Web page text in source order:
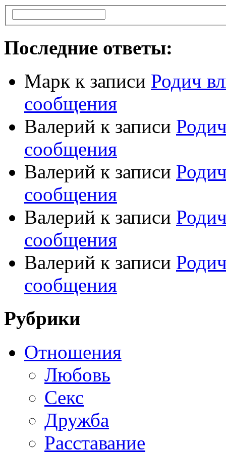
Последние ответы:
Марк к записи Родич
сообщения
Валерий к записи
сообщения
Валерий к записи
сообщения
Валерий к записи
сообщения
Валерий к записи
сообщения
Рубрики
Отношения
Любовь
Секс
Дружба
Расставание